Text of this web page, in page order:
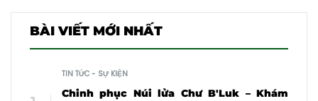
BÀI VIẾT MỚI NHẤT
TIN TỨC - SỰ KIỆN
Chinh phục Núi lửa Chư B'Luk – Khám